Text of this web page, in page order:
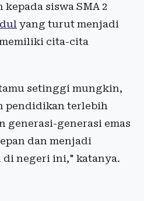
siswa SMA 2
yang turut menjadi
cita-cita
setinggi mungkin,
pendidikan terlebih
generasi-generasi emas
dan menjadi
negeri ini," katanya.